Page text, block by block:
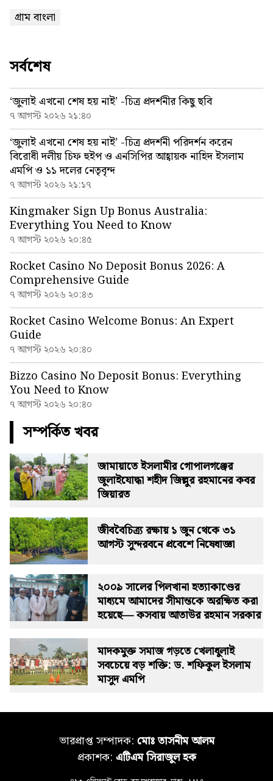
গ্রাম বাংলা
সর্বশেষ
‘জুলাই এখনো শেষ হয় নাই’ -চিত্র প্রদর্শনীর কিছু ছবি
৭ আগস্ট ২০২৬ ২১:৪০
‘জুলাই এখনো শেষ হয় নাই’ -চিত্র প্রদর্শনী পরিদর্শন করেন
বিরোধী দলীয় চিফ হুইপ ও এনসিপির আহ্বায়ক নাহিদ ইসলাম
এমপি ও ১১ দলের নেতৃবৃন্দ
৭ আগস্ট ২০২৬ ২১:১৭
Kingmaker Sign Up Bonus Australia:
Everything You Need to Know
৭ আগস্ট ২০২৬ ২০:৪৫
Rocket Casino No Deposit Bonus 2026: A
Comprehensive Guide
৭ আগস্ট ২০২৬ ২০:৪৩
Rocket Casino Welcome Bonus: An Expert
Guide
৭ আগস্ট ২০২৬ ২০:৪০
Bizzo Casino No Deposit Bonus: Everything
You Need to Know
৭ আগস্ট ২০২৬ ২০:৪০
সম্পর্কিত খবর
জামায়াতে ইসলামীর গোপালগঞ্জের
জুলাইযোদ্ধা শহীদ জিল্লুর রহমানের কবর
জিয়ারত
জীববৈচিত্র্য রক্ষায় ১ জুন থেকে ৩১
আগস্ট সুন্দরবনে প্রবেশে নিষেধাজ্ঞা
২০০৯ সালের পিলখানা হত্যাকাণ্ডের
মাধ্যমে আমাদের সীমান্তকে অরক্ষিত করা
হয়েছে— কসবায় আতাউর রহমান সরকার
মাদকমুক্ত সমাজ গড়তে খেলাধুলাই
সবচেয়ে বড় শক্তি: ড. শফিকুল ইসলাম
মাসুদ এমপি
ভারপ্রাপ্ত সম্পাদক: মোঃ তাসনীম আলম
প্রকাশক: এটিএম সিরাজুল হক